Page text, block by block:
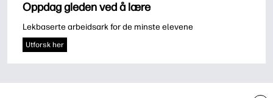
Oppdag gleden ved å lære
Lekbaserte arbeidsark for de minste elevene
Utforsk her